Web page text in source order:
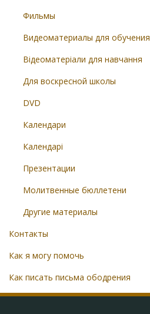
Фильмы
Видеоматериалы для обучения
Відеоматеріали для навчання
Для воскресной школы
DVD
Календари
Календарі
Презентации
Молитвенные бюллетени
Другие материалы
Контакты
Как я могу помочь
Как писать письма ободрения